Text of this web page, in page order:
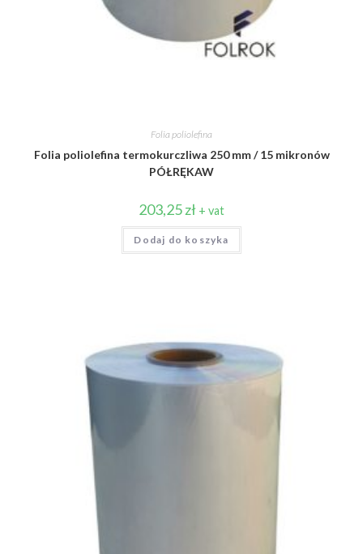
Folia poliolefina
Folia poliolefina termokurczliwa 250 mm / 15 mikronów
PÓŁRĘKAW
203,25zł + vat
Dodaj do koszyka